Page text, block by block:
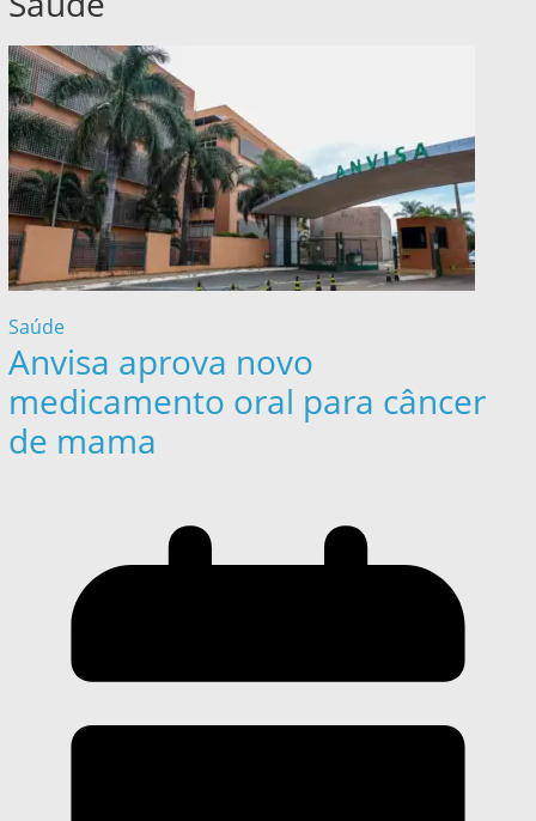
Saúde
Anvisa aprova novo
medicamento oral para câncer
de mama